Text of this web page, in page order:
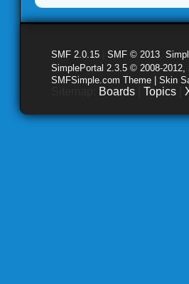
SMF 2.0.15 SMF © 2013
SimplePortal 2.3.5 © 2008-2012,
SMFSimple.com Theme | Skin
Boards Topics